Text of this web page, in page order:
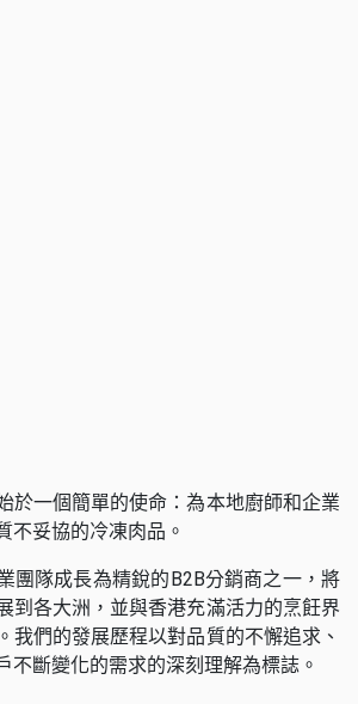
於一個簡單的使命：為本地廚師和企業
不妥協的冷凍肉品。
團隊成長為精銳的B2B分銷商之一，將
到各大洲，並與香港充滿活力的烹飪界
我們的發展歷程以對品質的不懈追求、
不斷變化的需求的深刻理解為標誌。